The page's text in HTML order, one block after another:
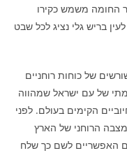
החומה משמש כקירו
בריש גלי נציג לכל שבט
של כוחות רוחניים
של עם ישראל שמהווה
הקימים בעולם. לפני
הרוחני של הארץ
האפשריים לשם כך שלח